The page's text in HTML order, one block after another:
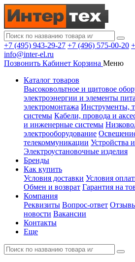
+7 (495) 943-29-27 +7 (496) 575-00-20
info@inter-el.ru
Позвонить Кабинет Корзина Меню
Каталог товаров
Высоковольтное и щитовое
электроэнергии и элементы
электромонтажа Инструменты,
системы Кабели, провода и
и инженерные системы
электрооборудование
телекоммуникации Устройства
Электроустановочные изделия
Бренды
Как купить
Условия доставки Условия
Обмен и возврат Гарантия на
Компания
Реквизиты Вопрос-ответ
новости Вакансии
Контакты
Еще